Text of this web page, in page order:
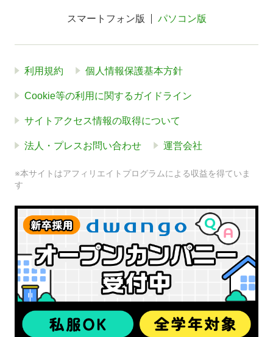
スマートフォン版 パソコン版
利用規約 個人情報保護基本方針
Cookie等の利用に関するガイドライン
サイトアクセス情報の取得について
法人・プレスお問い合わせ 運営会社
※本サイトはアフィリエイトプログラムによる収益を得ていま
す